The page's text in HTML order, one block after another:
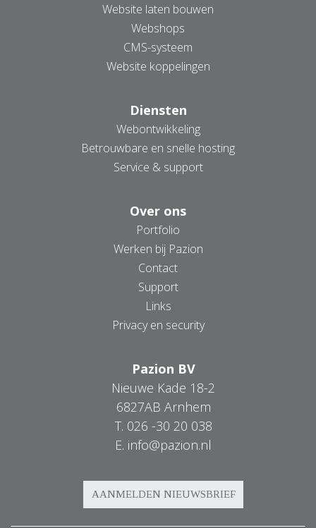
Website laten bouwen
Webshops
CMS-systeem
Website koppelingen
Diensten
Webontwikkeling
Betrouwbare en snelle hosting
Service & support
Over ons
Portfolio
Werken bij Pazion
Contact
Support
Links
Privacy en security
Pazion BV
Nieuwe Kade 18-2
6827AB Arnhem
T. 026 -30 20 038
E. info@pazion.nl